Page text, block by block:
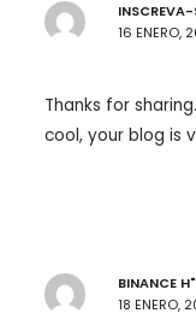
INSCREVA-
16 ENERO,
Thanks for
cool, your blog is
BINANCE
18 ENERO,